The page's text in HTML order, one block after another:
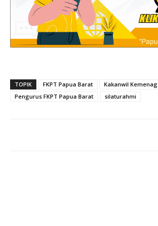
TOPIK FKPT Papua Barat
Kakanwil Kemenag
Pengurus FKPT Papua Barat
silaturahmi